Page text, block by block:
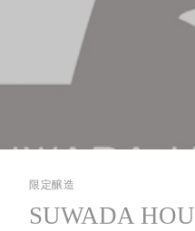
限定醸造
SUWADA